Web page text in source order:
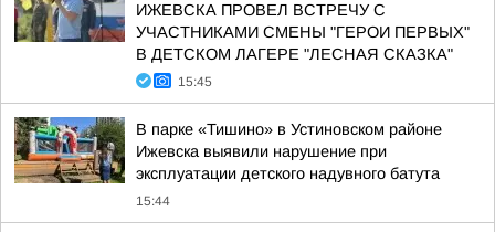
ИЖЕВСКА ПРОВЕЛ ВСТРЕЧУ С
УЧАСТНИКАМИ СМЕНЫ "ГЕРОИ ПЕРВЫХ"
В ДЕТСКОМ ЛАГЕРЕ "ЛЕСНАЯ СКАЗКА"
15:45
В парке «Тишино» в Устиновском районе
Ижевска выявили нарушение при
эксплуатации детского надувного батута
15:44